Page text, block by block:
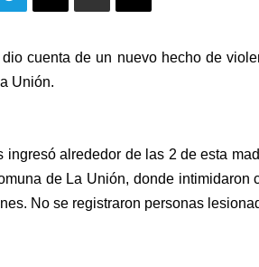
cuenta de un nuevo hecho de
Unión.
ingresó alrededor de las 2 de esta
de La Unión, donde intimidaron
No se registraron personas